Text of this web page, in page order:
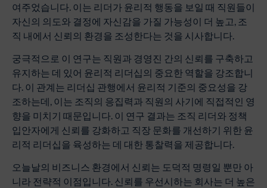
여주었습니다. 이는 리더가 윤리적 행동을 보일 때 직원들이
자신의 의도와 결정에 자신감을 가질 가능성이 더 높고, 조
직 내에서 신뢰의 환경을 조성한다는 것을 시사합니다.
궁극적으로 이 연구는 직원과 경영진 간의 신뢰를 구축하고
유지하는 데 있어 윤리적 리더십의 중요한 역할을 강조합니
다. 이 관계는 리더십 관행에서 윤리적 기준의 중요성을 강
조하는데, 이는 조직의 응집력과 직원의 사기에 직접적인 영
향을 미치기 때문입니다. 이 연구 결과는 조직 리더와 정책
입안자에게 신뢰를 강화하고 직장 문화를 개선하기 위한 윤
리적 리더십을 육성하는 데 대한 통찰력을 제공합니다.
오늘날의 비즈니스 환경에서 신뢰는 도덕적 명령일 뿐만 아
니라 전략적 이점입니다. 신뢰를 우선시하는 회사는 더 높은